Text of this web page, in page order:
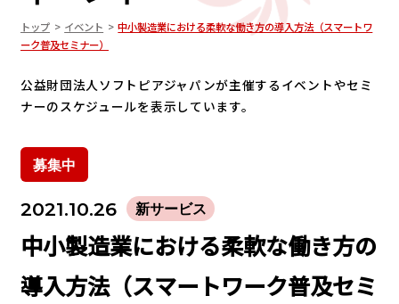
トップ イベント
中小製造業における柔軟な働き方の導入方法（スマートワ
ーク普及セミナー）
公益財団法人ソフトピアジャパンが主催するイベントやセミ
ナーのスケジュールを表示しています。
募集中
2021.10.26 新サービス
中小製造業における柔軟な働き方の
導入方法（スマートワーク普及セミ